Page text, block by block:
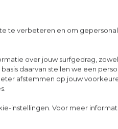
te verbeteren en om
over jouw surfgedrag,
daarvan stellen we een
afstemmen op jouw
instellingen. Voor meer
opnemen in het